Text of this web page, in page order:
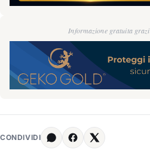
Informazione gratuita
CONDIVIDI